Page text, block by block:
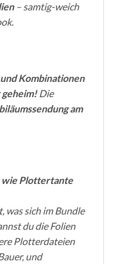
– samtig-weich
Kombinationen
geheim!Die
am
wie Plottertante
was sich im Bundle
du die Folien
Plotterdateien
und